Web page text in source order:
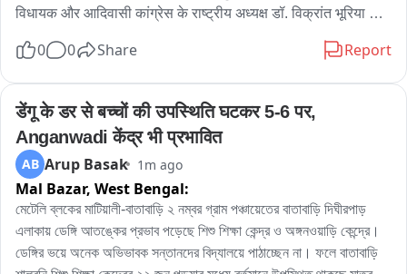
विधायक और आदिवासी कांग्रेस के राष्ट्रीय अध्यक्ष डॉ. विक्रांत भूरिया का
शांति मेड़ा नाम की महिला घायल अवस्था में पड़ी थी। यह देखकर डॉ.
वाहन में बैठाया और सीधे कल्याणपुर अस्पताल पहुंचाया। विधायक होने के
साथ-साथ डॉक्टर होने के नाते विक्रांत भूरिया ने अस्पताल में खुद महिला का
प्राथमिक उपचार भी किया। इस दौरान वहां मौजूद लोगों ने उनके इस
मानवीय कदम की सराहना की। इस घटना ने यह साबित कर दिया कि संकट
की घड़ी में इंसानियत और सेवा की भावना सबसे बड़ी होती है।
0 0 Share Report
डेंगू के डर से बच्चों की उपस्थिति घटकर 5-6 पर,
Anganwadi केंद्र भी प्रभावित
AB Arup Basak 1m ago
Mal Bazar, West Bengal:
মেটেলি ব্লকের মাটিয়ালী-বাতাবাড়ি ২ নম্বর গ্রাম পঞ্চায়েতের বাতাবাড়ি দিঘীরপাড়
এলাকায় ডেঙ্গি আতঙ্কের প্রভাব পড়েছে শিশু শিক্ষা কেন্দ্র ও অঙ্গনওয়াড়ি কেন্দ্রে।
ডেঙ্গির ভয়ে অনেক অভিভাবক সন্তানদের বিদ্যালয়ে পাঠাচ্ছেন না। ফলে বাতাবাড়ি